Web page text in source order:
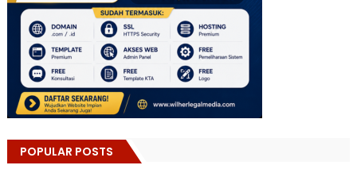
POPULAR POSTS